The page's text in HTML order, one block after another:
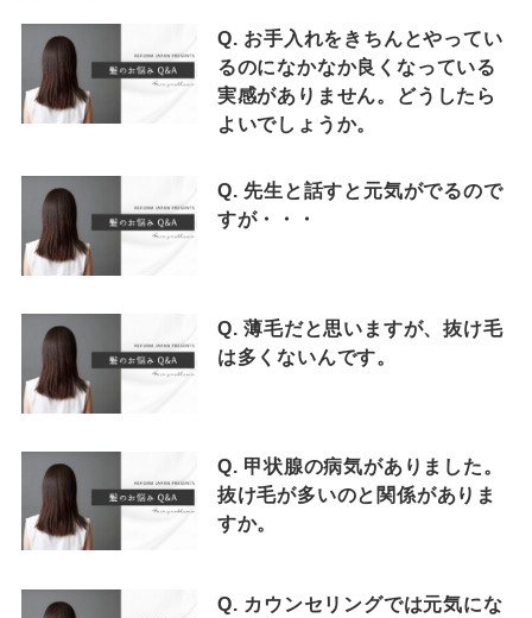
Q. お手入れをきちんとやってい
るのになかなか良くなっている
実感がありません。どうしたら
よいでしょうか。
Q. 先生と話すと元気がでるので
すが・・・
Q. 薄毛だと思いますが、抜け毛
は多くないんです。
Q. 甲状腺の病気がありました。
抜け毛が多いのと関係がありま
すか。
Q. カウンセリングでは元気にな